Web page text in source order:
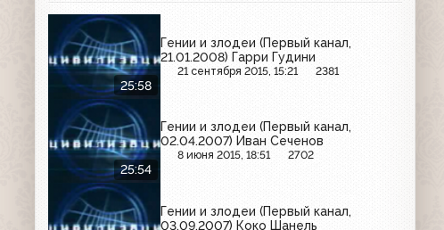
25:58
Гении и злодеи (Первый канал,
21.01.2008) Гарри Гудини
21 сентября 2015, 15:21 2381
25:54
Гении и злодеи (Первый канал,
02.04.2007) Иван Сеченов
8 июня 2015, 18:51 2702
Гении и злодеи (Первый канал,
03.09.2007) Коко Шанель